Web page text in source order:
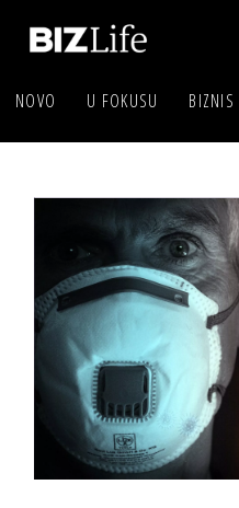
NOVO U FOKUSU BIZNIS